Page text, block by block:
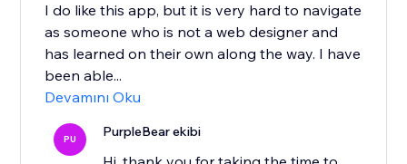
I do like this app, but it is very hard to navigate
as someone who is not a web designer and
has learned on their own along the way. I have
been able...
Devamını Oku
PU PurpleBear ekibi